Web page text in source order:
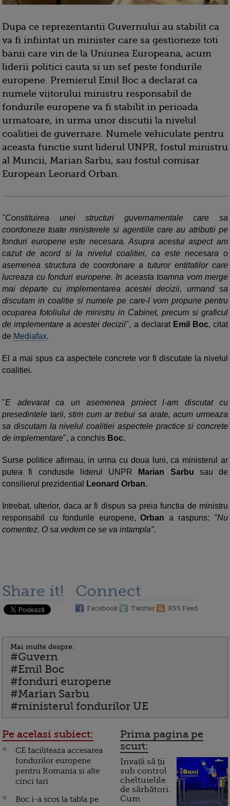
Dupa ce reprezentantii Guvernului au stabilit ca
va fi infiintat un minister care sa gestioneze toti
banii care vin de la Uniunea Europeana, acum
liderii politici cauta si un sef peste fondurile
europene. Premierul Emil Boc a declarat ca
numele viitorului ministru responsabil de
fondurile europene va fi stabilit in perioada
urmatoare, in urma unor discutii la nivelul
coalitiei de guvernare. Numele vehiculate pentru
aceasta functie sunt liderul UNPR, fostul ministru
al Muncii, Marian Sarbu, sau fostul comisar
European Leonard Orban.
"Constituirea unei structuri guvernamentale care sa
coordoneze toate ministerele si agentiile care au atributii pe
fonduri europene este necesara. Asupra acestui aspect am
cazut de acord si la nivelul coalitiei, ca este necesara o
asemenea structura de coordonare a tuturor entitatilor care
lucreaza cu fonduri europene. In aceasta toamna vom merge
mai departe cu implementarea acestei decizii, urmand sa
discutam in coalitie si numele pe care-l vom propune pentru
ocuparea fotoliului de ministru in Cabinet, precum si graficul
de implementare a acestei decizii", a declarat Emil Boc, citat
de Mediafax.
El a mai spus ca aspectele concrete vor fi discutate la nivelul
coalitiei.
"E adevarat ca un asemenea proiect l-am discutat cu
presedintele tarii, stim cum ar trebui sa arate, acum urmeaza
sa discutam la nivelul coalitiei aspectele practice si concrete
de implementare", a conchis Boc.
Surse politice afirmau, in urma cu doua luni, ca ministerul ar
putea fi condusde liderul UNPR
Marian Sarbu sau de
consilierul prezidential
Leonard Orban.
Intrebat, ulterior, daca ar fi dispus sa preia functia de ministru
responsabil cu fondurile europene,Orban a raspuns: "Nu
comentez. O sa vedem ce se va intampla".
Share it! Connect
Facebook Twitter RSS Feed
Mai multe despre:
#Guvern
#Emil Boc
#fonduri europene
#Marian Sarbu
#ministerul fondurilor UE
Pe acelasi subiect:
CE faciliteaza accesarea
fondurilor europene
pentru Romania si alte
cinci tari
Boc i-a scos la tabla pe
Prima pagina pe
scurt:
Invață să ții
sub control
cheltuielile
de sărbători.
Cum